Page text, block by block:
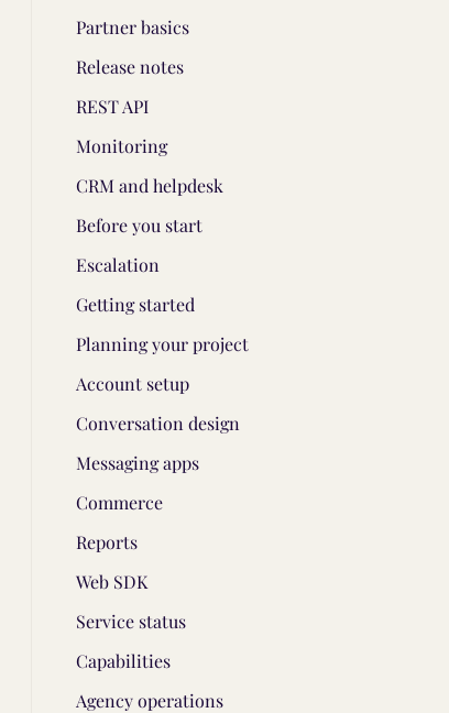
Partner basics
Release notes
REST API
Monitoring
CRM and helpdesk
Before you start
Escalation
Getting started
Planning your project
Account setup
Conversation design
Messaging apps
Commerce
Reports
Web SDK
Service status
Capabilities
Agency operations